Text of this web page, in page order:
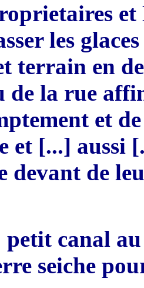
et
les
terrain en
de la rue
et
et [...] aussi
devant de
petit canal
seiche